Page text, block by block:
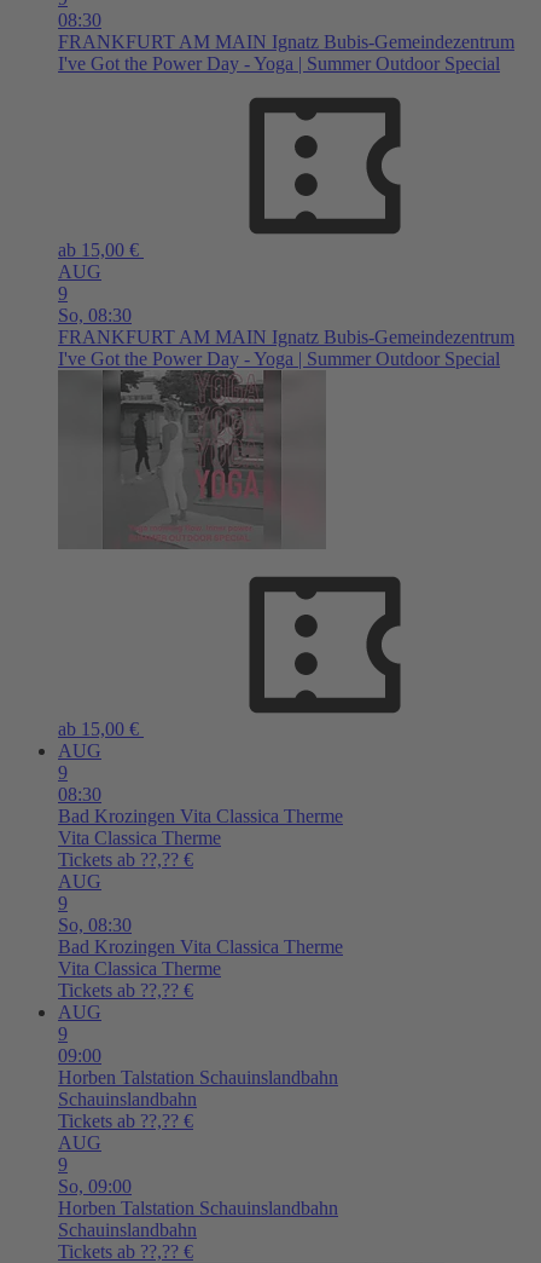
08:30
FRANKFURT AM MAIN Ignatz Bubis-Gemeindezentrum
I've Got the Power Day - Yoga | Summer Outdoor Special
ab 15,00 €
AUG
9
So, 08:30
FRANKFURT AM MAIN Ignatz Bubis-Gemeindezentrum
I've Got the Power Day - Yoga | Summer Outdoor Special
ab 15,00 €
AUG
9
08:30
Bad Krozingen Vita Classica Therme
Vita Classica Therme
Tickets ab ??,?? €
AUG
9
So, 08:30
Bad Krozingen Vita Classica Therme
Vita Classica Therme
Tickets ab ??,?? €
AUG
9
09:00
Horben Talstation Schauinslandbahn
Schauinslandbahn
Tickets ab ??,?? €
AUG
9
So, 09:00
Horben Talstation Schauinslandbahn
Schauinslandbahn
Tickets ab ??,?? €